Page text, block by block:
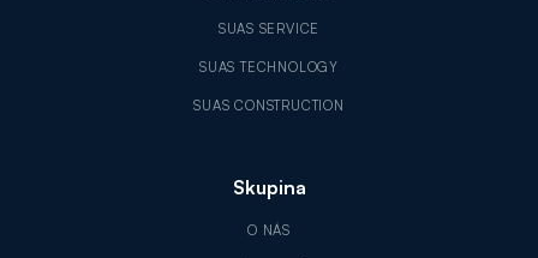
SUAS SERVICE
SUAS TECHNOLOGY
SUAS CONSTRUCTION
Skupina
O NÁS